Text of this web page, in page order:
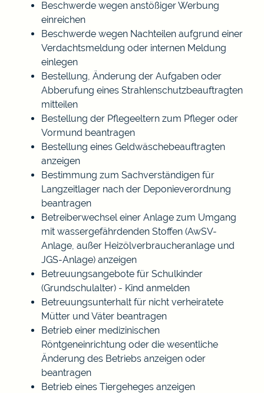
Beschwerde wegen anstößiger Werbung
einreichen
Beschwerde wegen Nachteilen aufgrund einer
Verdachtsmeldung oder internen Meldung
einlegen
Bestellung, Änderung der Aufgaben oder
Abberufung eines Strahlenschutzbeauftragten
mitteilen
Bestellung der Pflegeeltern zum Pfleger oder
Vormund beantragen
Bestellung eines Geldwäschebeauftragten
anzeigen
Bestimmung zum Sachverständigen für
Langzeitlager nach der Deponieverordnung
beantragen
Betreiberwechsel einer Anlage zum Umgang
mit wassergefährdenden Stoffen (AwSV-
Anlage, außer Heizölverbraucheranlage und
JGS-Anlage) anzeigen
Betreuungsangebote für Schulkinder
(Grundschulalter) - Kind anmelden
Betreuungsunterhalt für nicht verheiratete
Mütter und Väter beantragen
Betrieb einer medizinischen
Röntgeneinrichtung oder die wesentliche
Änderung des Betriebs anzeigen oder
beantragen
Betrieb eines Tiergeheges anzeigen